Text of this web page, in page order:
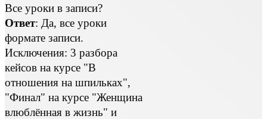
Все уроки в записи?
Ответ: Да, все уроки
формате записи.
Исключения: 3 разбора
кейсов на курсе "В
отношения на шпильках",
"Финал" на курсе "Женщина
влюблённая в жизнь" и